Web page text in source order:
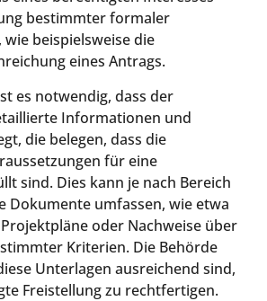
bestimmter formaler
beispielsweise die
eines Antrags.
es notwendig, dass der
Informationen und
die belegen, dass die
für eine
sind. Dies kann je nach Bereich
Dokumente umfassen, wie etwa
oder Nachweise über
Kriterien. Die Behörde
Unterlagen ausreichend sind,
Freistellung zu rechtfertigen.